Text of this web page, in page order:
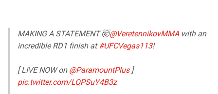
MAKING A STATEMENT 🤯@VeretennikovMMA with an
incredible RD1 finish at#UFCVegas113!
[ LIVE NOW on @ParamountPlus]
pic.twitter.com/LQPSuY4B3z